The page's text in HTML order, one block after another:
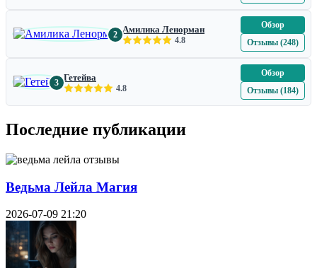
2 Амилика Ленорман
4.8
Обзор
Отзывы (248)
3 Гетейва
4.8
Обзор
Отзывы (184)
Последние публикации
Ведьма Лейла Магия
2026-07-09 21:20